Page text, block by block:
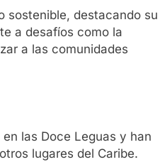
sostenible, destacando su
a desafíos como la
a las comunidades
las Doce Leguas y han
lugares del Caribe.